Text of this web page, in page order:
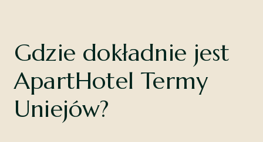
Gdzie dokładnie jest
ApartHotel Termy
Uniejów?